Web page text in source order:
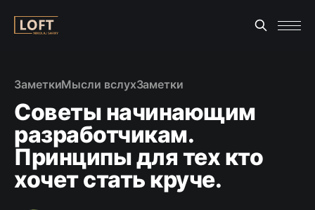
ЗаметкиМысли вслухЗаметки
Советы начинающим
разработчикам.
Принципы для тех кто
хочет стать круче.